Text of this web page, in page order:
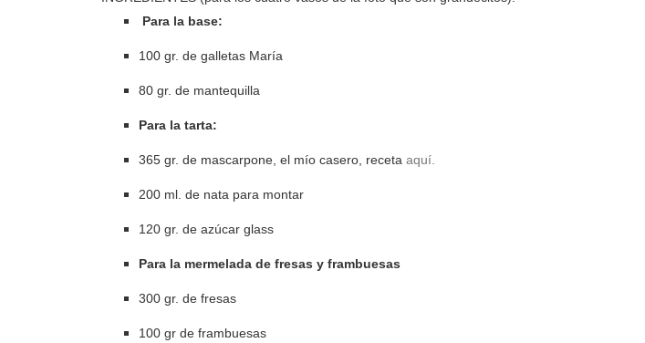
Para la base:
100 gr. de galletas María
80 gr. de mantequilla
Para la tarta:
365 gr. de mascarpone, el mío casero, receta aquí.
200 ml. de nata para montar
120 gr. de azúcar glass
Para la mermelada de fresas y frambuesas
300 gr. de fresas
100 gr de frambuesas